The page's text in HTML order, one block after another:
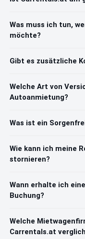
Was muss ich tun,
möchte?
Gibt es zusätzliche
Welche Art von
Autoanmietung?
Was ist ein
Wie kann ich meine
stornieren?
Wann erhalte ich
Buchung?
Welche
Carrentals.at